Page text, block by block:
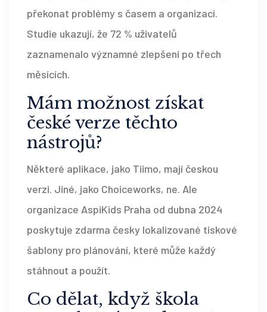
překonat problémy s časem a organizací.
Studie ukazují, že 72 % uživatelů
zaznamenalo významné zlepšení po třech
měsících.
Mám možnost získat
české verze těchto
nástrojů?
Některé aplikace, jako Tiimo, mají českou
verzi. Jiné, jako Choiceworks, ne. Ale
organizace AspiKids Praha od dubna 2024
poskytuje zdarma česky lokalizované tiskové
šablony pro plánování, které může každý
stáhnout a použít.
Co dělat, když škola